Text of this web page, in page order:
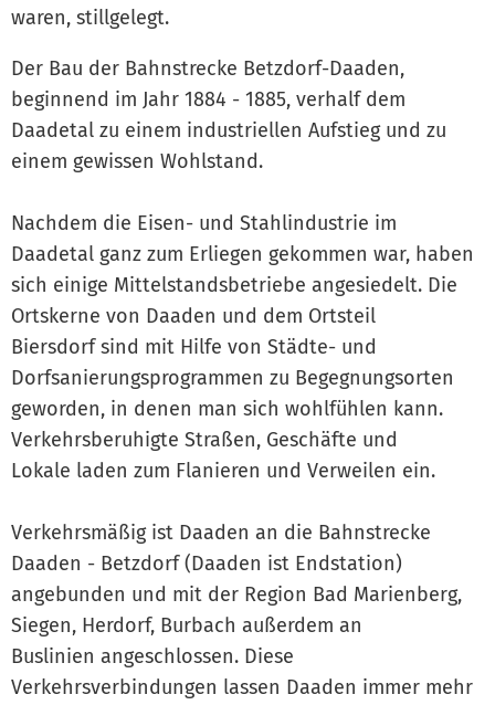
waren, stillgelegt.
Der Bau der Bahnstrecke Betzdorf-Daaden,
beginnend im Jahr 1884 - 1885, verhalf dem
Daadetal zu einem industriellen Aufstieg und zu
einem gewissen Wohlstand.
Nachdem die Eisen- und Stahlindustrie im
Daadetal ganz zum Erliegen gekommen war, haben
sich einige Mittelstandsbetriebe angesiedelt. Die
Ortskerne von Daaden und dem Ortsteil
Biersdorf sind mit Hilfe von Städte- und
Dorfsanierungsprogrammen zu Begegnungsorten
geworden, in denen man sich wohlfühlen kann.
Verkehrsberuhigte Straßen, Geschäfte und
Lokale laden zum Flanieren und Verweilen ein.
Verkehrsmäßig ist Daaden an die Bahnstrecke
Daaden - Betzdorf (Daaden ist Endstation)
angebunden und mit der Region Bad Marienberg,
Siegen, Herdorf, Burbach außerdem an
Buslinien angeschlossen. Diese
Verkehrsverbindungen lassen Daaden immer mehr